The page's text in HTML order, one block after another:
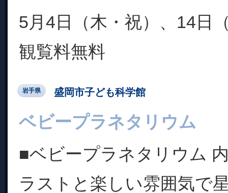
5月4日（木・祝）、14日
観覧料無料
岩手県 盛岡市子ども科学館
ベビープラネタリウム
■ベビープラネタリウム
ラストと楽しい雰囲気で